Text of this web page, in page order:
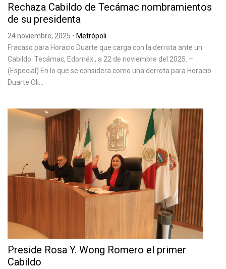
Rechaza Cabildo de Tecámac nombramientos
de su presidenta
24 noviembre, 2025 • Metrópoli
Fracaso para Horacio Duarte que carga con la derrota ante un
Cabildo. Tecámac, Edoméx., a 22 de noviembre del 2025. –
(Especial) En lo que se considera como una derrota para Horacio
Duarte Oli...
Preside Rosa Y. Wong Romero el primer
Cabildo